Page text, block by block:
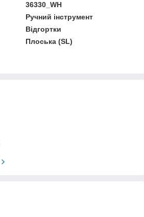
36330_WH
Ручний інструмент
Відгортки
Плоська (SL)